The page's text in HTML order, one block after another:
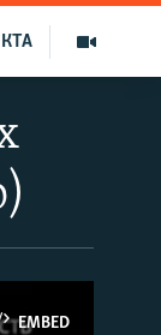
КТА
EMBED